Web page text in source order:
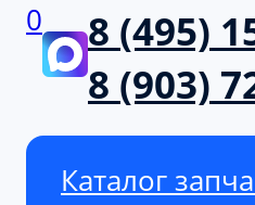
0
8 (495)
8 (903)
Каталог